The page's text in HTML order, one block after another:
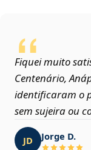
Fiquei muito
Centenário,
identificaram o
sem sujeira ou
JD Jorge D.